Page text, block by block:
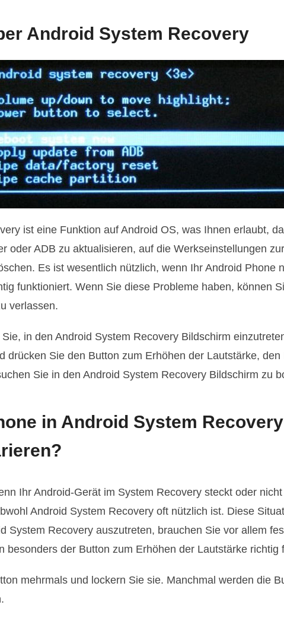
Android System Recovery
ist eine Funktion auf Android OS, was Ihnen erlaubt,
oder ADB zu aktualisieren, auf die Werkseinstellungen
Es ist wesentlich nützlich, wenn Ihr Android Phone
funktioniert. Wenn Sie diese Probleme haben, können
verlassen.
in den Android System Recovery Bildschirm
drücken Sie den Button zum Erhöhen der Lautstärke,
Sie in den Android System Recovery Bildschirm zu
in Android System
Ihr Android-Gerät im System Recovery steckt oder
Android System Recovery oft nützlich ist. Diese
System Recovery auszutreten, brauchen Sie vor allem
besonders der Button zum Erhöhen der Lautstärke richtig
mehrmals und lockern Sie sie. Manchmal werden die